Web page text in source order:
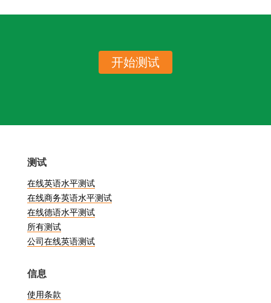
开始测试
测试
在线英语水平测试
在线商务英语水平测试
在线德语水平测试
所有测试
公司在线英语测试
信息
使用条款